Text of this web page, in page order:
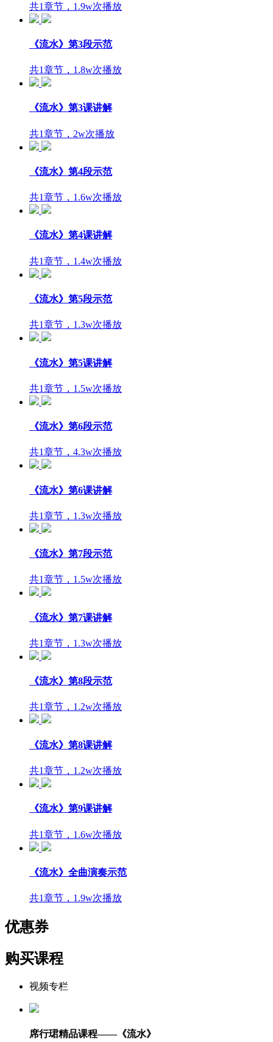
共1章节，1.9w次播放
《流水》第3段示范
共1章节，1.8w次播放
《流水》第3课讲解
共1章节，2w次播放
《流水》第4段示范
共1章节，1.6w次播放
《流水》第4课讲解
共1章节，1.4w次播放
《流水》第5段示范
共1章节，1.3w次播放
《流水》第5课讲解
共1章节，1.5w次播放
《流水》第6段示范
共1章节，4.3w次播放
《流水》第6课讲解
共1章节，1.3w次播放
《流水》第7段示范
共1章节，1.5w次播放
《流水》第7课讲解
共1章节，1.3w次播放
《流水》第8段示范
共1章节，1.2w次播放
《流水》第8课讲解
共1章节，1.2w次播放
《流水》第9课讲解
共1章节，1.6w次播放
《流水》全曲演奏示范
共1章节，1.9w次播放
优惠券
购买课程
视频专栏
席行珺精品课程——《流水》